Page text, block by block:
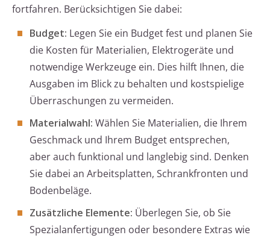
fortfahren. Berücksichtigen Sie dabei:
Budget: Legen Sie ein Budget fest und planen Sie
die Kosten für Materialien, Elektrogeräte und
notwendige Werkzeuge ein. Dies hilft Ihnen, die
Ausgaben im Blick zu behalten und kostspielige
Überraschungen zu vermeiden.
Materialwahl: Wählen Sie Materialien, die Ihrem
Geschmack und Ihrem Budget entsprechen,
aber auch funktional und langlebig sind. Denken
Sie dabei an Arbeitsplatten, Schrankfronten und
Bodenbeläge.
Zusätzliche Elemente: Überlegen Sie, ob Sie
Spezialanfertigungen oder besondere Extras wie